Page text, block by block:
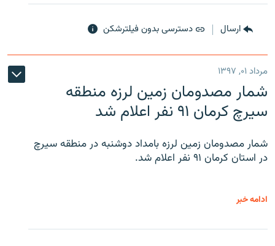
ارسال دسترسی بدون فیلترشکن
مرداد ۰۱, ۱۳۹۷
شمار مصدومان زمین لرزه منطقه
سیرچ کرمان ۹۱ نفر اعلام شد
شمار مصدومان زمین لرزه بامداد دوشنبه در منطقه سیرچ
در استان کرمان ۹۱ نفر اعلام شد.
ادامه خبر